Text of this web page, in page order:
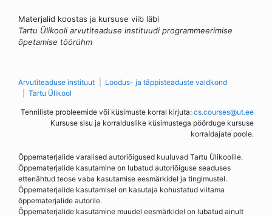
Materjalid koostas ja kursuse viib läbi
Tartu Ülikooli arvutiteaduse instituudi programmeerimise
õpetamise töörühm
Arvutiteaduse instituut
Loodus- ja täppisteaduste valdkond
Tartu Ülikool
Tehniliste probleemide või küsimuste korral kirjuta: cs.courses@ut.ee
Kursuse sisu ja korralduslike küsimustega pöörduge kursuse
korraldajate poole.
Õppematerjalide varalised autoriõigused kuuluvad Tartu Ülikoolile.
Õppematerjalide kasutamine on lubatud autoriõiguse seaduses
ettenähtud teose vaba kasutamise eesmärkidel ja tingimustel.
Õppematerjalide kasutamisel on kasutaja kohustatud viitama
õppematerjalide autorile.
Õppematerjalide kasutamine muudel eesmärkidel on lubatud ainult